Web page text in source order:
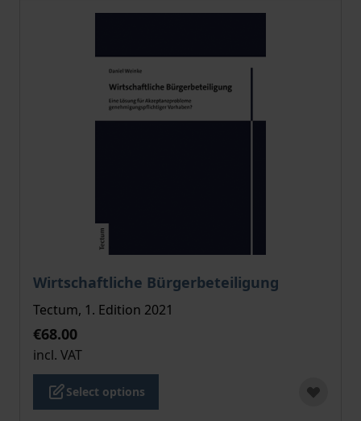
Wirtschaftliche Bürgerbeteiligung
The price depends on the options chosen on the
Tectum, 1. Edition 2021
€68.00
incl. VAT
Select options